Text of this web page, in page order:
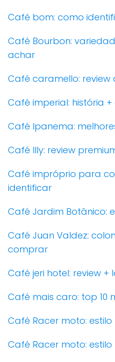
Café bom: como
Café Bourbon:
achar
Café caramello:
Café imperial: história
Café Ipanema:
Café Illy: review
Café impróprio para
identificar
Café Jardim Botânico:
Café Juan Valdez:
comprar
Café jeri hotel: review +
Café mais caro: top 10
Café Racer moto:
Café Racer moto: